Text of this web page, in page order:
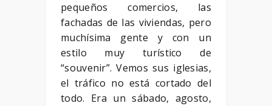
pequeños comercios, las
fachadas de las viviendas, pero
muchísima gente y con un
estilo muy turístico de
“souvenir”. Vemos sus iglesias,
el tráfico no está cortado del
todo. Era un sábado, agosto,